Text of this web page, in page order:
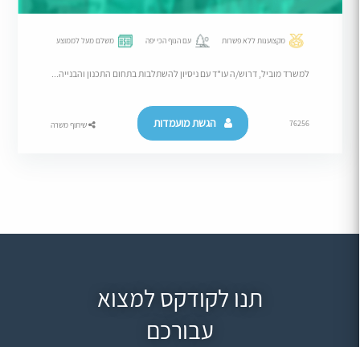
מקצוענות ללא פשרות עם הנוף הכי יפה משלם מעל לממוצע
למשרד מוביל, דרוש/ה עו"ד עם ניסיון להשתלבות בתחום התכנון והבנייה...
76256 הגשת מועמדות שיתוף משרה
תנו לקודקס למצוא
עבורכם